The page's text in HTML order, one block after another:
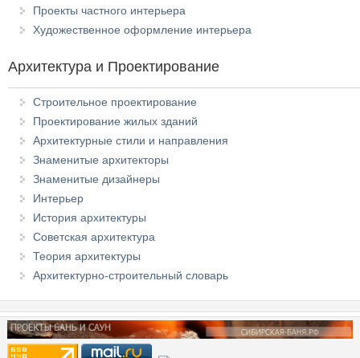
Проекты частного интерьера
Художественное оформление интерьера
Архитектура и Проектирование
Строительное проектирование
Проектирование жилых зданий
Архитектурные стили и направления
Знаменитые архитекторы
Знаменитые дизайнеры
Интерьер
История архитектуры
Советская архитектура
Теория архитектуры
Архитектурно-строительный словарь